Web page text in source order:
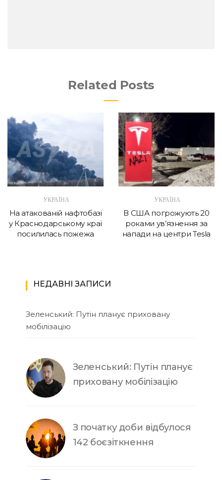
Related Posts
УКРАЇНА
На атакованій нафтобазі
у Краснодарському краї
посилилась пожежа
УКРАЇНА
В США погрожують 20
роками ув’язнення за
напади на центри Tesla
НЕДАВНІ ЗАПИСИ
Зеленський: Путін планує приховану
мобілізацію
Зеленський: Путін планує
приховану мобілізацію
З початку доби відбулося
142 боєзіткнення